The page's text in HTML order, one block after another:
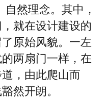
自然理念。其中，
就在设计建设的
原始风貌。一左
两扇门一样，在
，由此爬山而
然开朗。